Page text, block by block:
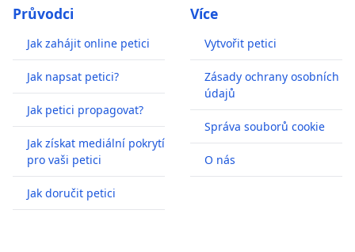
Průvodci
Jak zahájit online petici
Jak napsat petici?
Jak petici propagovat?
Jak získat mediální pokrytí
pro vaši petici
Jak doručit petici
Více
Vytvořit petici
Zásady ochrany osobních
údajů
Správa souborů cookie
O nás